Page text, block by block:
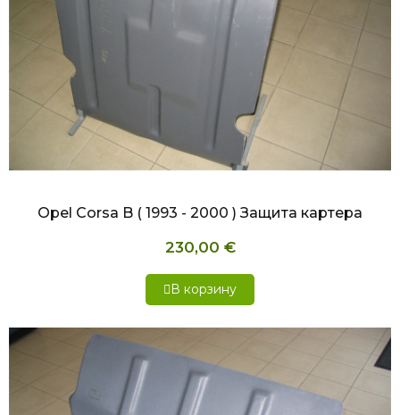
БЫСТРЫЙ ПРОСМОТР
Opel Corsa B ( 1993 - 2000 ) Защита картера
230,00 €
В корзину